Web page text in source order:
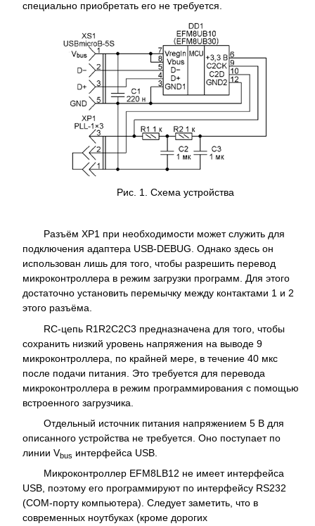
специально приобретать его не требуется.
Рис. 1. Схема устройства
Разъём XP1 при необходимости может служить для
подключения адаптера USB-DEBUG. Однако здесь он
использован лишь для того, чтобы разрешить перевод
микроконтроллера в режим загрузки программ. Для этого
достаточно установить перемычку между контактами 1 и 2
этого разъёма.
RC-цепь R1R2C2С3 предназначена для того, чтобы
сохранить низкий уровень напряжения на выводе 9
микроконтроллера, по крайней мере, в течение 40 мкс
после подачи питания. Это требуется для перевода
микроконтроллера в режим программирования с помощью
встроенного загрузчика.
Отдельный источник питания напряжением 5 В для
описанного устройства не требуется. Оно поступает по
линии Vbus интерфейса USB.
Микроконтроллер EFM8LB12 не имеет интерфейса
USB, поэтому его программируют по интерфейсу RS232
(COM-порту компьютера). Следует заметить, что в
современных ноутбуках (кроме дорогих